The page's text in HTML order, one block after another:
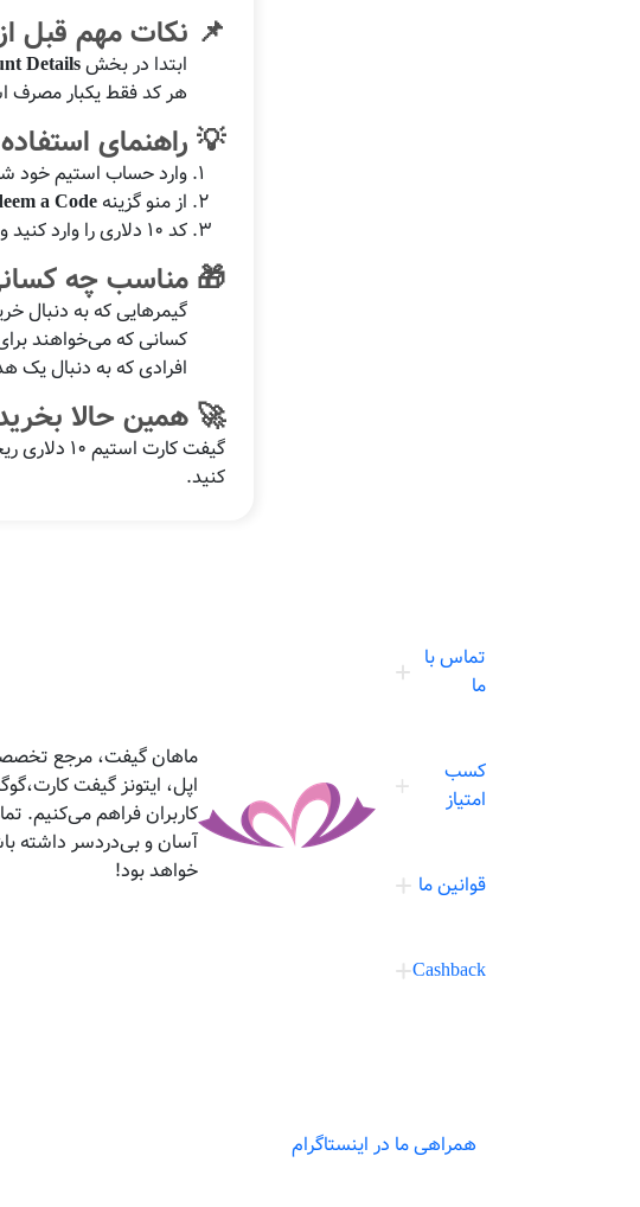
📌 نکات مهم قبل
ابتدا در بخشDetails
هر کد فقط یکبار مصرف
💡 راهنمای استفاده
وارد حساب استیم خود
از منو گزینهa Code
کد 10 دلاری را وارد کنید و حساب خود را شارژ کنید.
🎁 مناسب چه
گیمرهایی که به دنبال
کسانی که می‌خواهند
افرادی که به دنبال یک
🚀 همین حالا
گیفت کارت استیم 10 دلاری ریجن آمریکا را همین الان از
کنید.
تماس با
ما
کسب
امتیاز
قوانین ما
Cashback
ماهان گیفت، مرجع
اپل، ایتونز گیفت
کاربران فراهم می‌کنیم.
آسان و بی‌دردسر داشته
خواهد بود!
همراهی ما در اینستاگرام